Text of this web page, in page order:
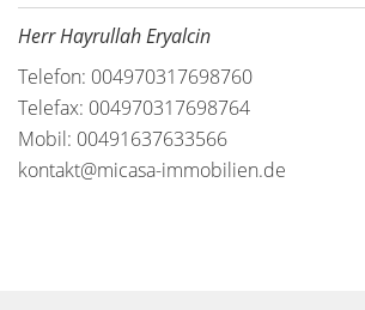
Herr Hayrullah Eryalcin
Telefon: 004970317698760
Telefax: 004970317698764
Mobil: 00491637633566
kontakt@micasa-immobilien.de